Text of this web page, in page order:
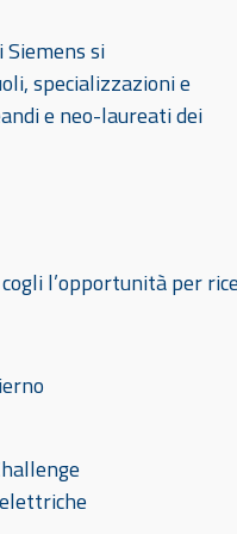
si
specializzazioni e
e neo-laureati dei
l’opportunità per